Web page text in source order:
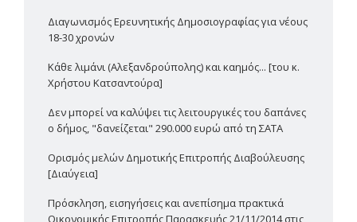
Διαγωνισμός Ερευνητικής Δημοσιογραφίας για νέους
18-30 χρονών
Κάθε λιμάνι (Αλεξανδρούπολης) και καημός... [του κ.
Χρήστου Κατσαντούρα]
Δεν μπορεί να καλύψει τις λειτουργικές του δαπάνες
ο δήμος, "δανείζεται" 290.000 ευρώ από τη ΣΑΤΑ
Ορισμός μελών Δημοτικής Επιτροπής Διαβούλευσης
[Διαύγεια]
Πρόσκληση, εισηγήσεις και ανεπίσημα πρακτικά
Οικονομικής Επιτροπής Παρασκευής 21/11/2014 στις